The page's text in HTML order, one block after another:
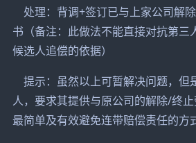
处理：背调+签订已与上家公司解
书（备注：此做法不能直接对抗第三
候选人追偿的依据）
提示：虽然以上可暂解决问题，但
人，要求其提供与原公司的解除/终
最简单及有效避免连带赔偿责任的方